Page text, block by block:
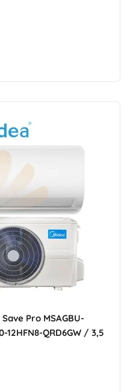
Pro MSAGBU-
12HFN8-QRD6GW / 3,5